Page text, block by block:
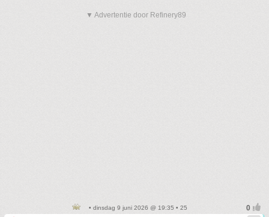
▼ Advertentie door Refinery89
• dinsdag 9 juni 2026 @ 19:35 • 25